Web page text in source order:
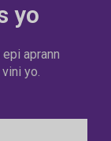
yo
aprann
yo.